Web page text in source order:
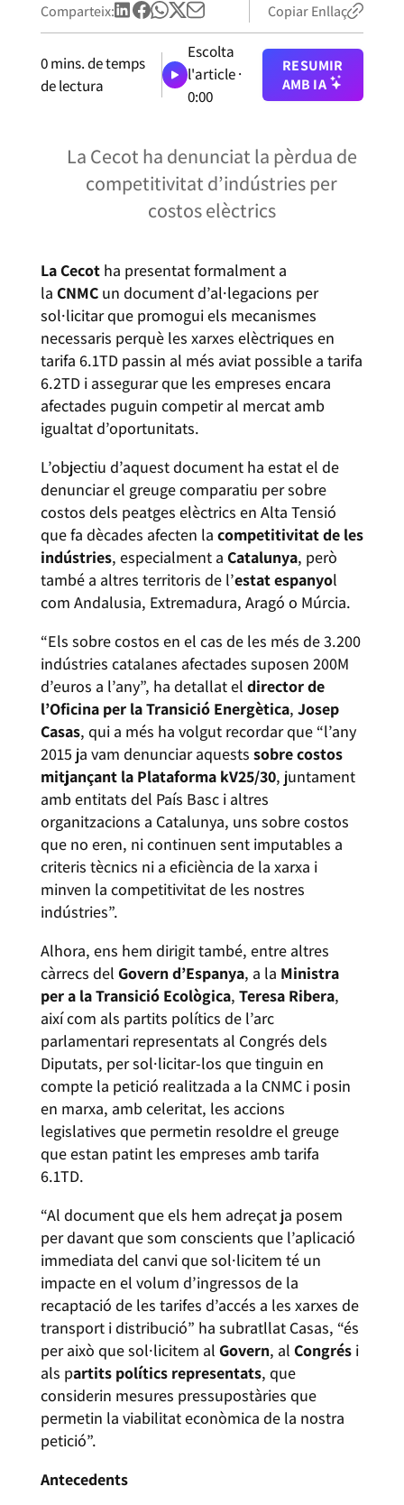
Comparteix: Copiar Enllaç
0mins. de temps
de lectura
Escolta
l'article ·
0:00
RESUMIR
AMB IA
La Cecot ha denunciat la pèrdua de
competitivitat d’indústries per
costos elèctrics
La Cecotha presentat formalment a
la CNMCun document d’al·legacions per
sol·licitar que promogui els mecanismes
necessaris perquè les xarxes elèctriques en
tarifa 6.1TD passin al més aviat possible a tarifa
6.2TD i assegurar que les empreses encara
afectades puguin competir al mercat amb
igualtat d’oportunitats.
L’objectiu d’aquest document ha estat el de
denunciar el greuge comparatiu per sobre
costos dels peatges elèctrics en Alta Tensió
que fa dècades afecten la competitivitat de les
indústries, especialment a Catalunya, però
també a altres territoris de l’estat espanyol
com Andalusia, Extremadura, Aragó o Múrcia.
“Els sobre costos en el cas de les més de 3.200
indústries catalanes afectades suposen 200M
d’euros a l’any”, ha detallat el director de
l’Oficina per la Transició Energètica, Josep
Casas, qui a més ha volgut recordar que “l’any
2015 ja vam denunciar aquests sobre costos
mitjançant la Plataforma kV25/30, juntament
amb entitats del País Basc i altres
organitzacions a Catalunya, uns sobre costos
que no eren, ni continuen sent imputables a
criteris tècnics ni a eficiència de la xarxa i
minven la competitivitat de les nostres
indústries”.
Alhora, ens hem dirigit també, entre altres
càrrecs del Govern d’Espanya, a la Ministra
per a la Transició Ecològica, Teresa Ribera,
així com als partits polítics de l’arc
parlamentari representats al Congrés dels
Diputats, per sol·licitar-los que tinguin en
compte la petició realitzada a la CNMC i posin
en marxa, amb celeritat, les accions
legislatives que permetin resoldre el greuge
que estan patint les empreses amb tarifa
6.1TD.
“Al document que els hem adreçat ja posem
per davant que som conscients que l’aplicació
immediata del canvi que sol·licitem té un
impacte en el volum d’ingressos de la
recaptació de les tarifes d’accés a les xarxes de
transport i distribució” ha subratllat Casas, “és
per això que sol·licitem al Govern, al Congrési
als partits polítics representats, que
considerin mesures pressupostàries que
permetin la viabilitat econòmica de la nostra
petició”.
Antecedents